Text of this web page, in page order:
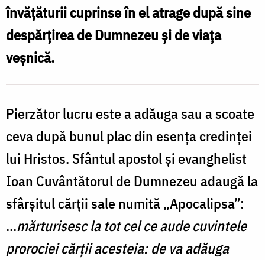
învăţăturii cuprinse în el atrage după sine
despărţirea de Dumnezeu şi de viaţa
veşnică.
Pierzător lucru este a adăuga sau a scoate
ceva după bunul plac din esenţa credinţei
lui Hristos. Sfântul apostol şi evanghelist
Ioan Cuvântătorul de Dumnezeu adaugă la
sfârşitul cărţii sale numită „Apocalipsa”:
...mărturisesc la tot cel ce aude cuvintele
prorociei cărţii acesteia: de va adăuga